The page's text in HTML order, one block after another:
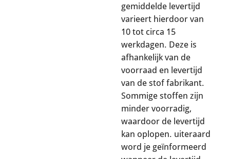
gemiddelde levertijd
varieert hierdoor van
10 tot circa 15
werkdagen. Deze is
afhankelijk van de
voorraad en levertijd
van de stof fabrikant.
Sommige stoffen zijn
minder voorradig,
waardoor de levertijd
kan oplopen. uiteraard
word je geïnformeerd